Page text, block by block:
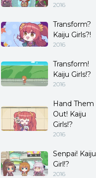
2016
Transform?
Kaiju Girls?!
2016
Transform!
Kaiju Girls!?
2016
Hand Them
Out! Kaiju
Girls!?
2016
Senpai! Kaiju
Girl!?
2016